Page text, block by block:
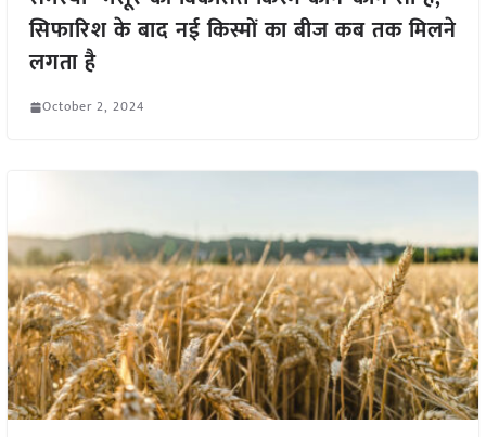
सिफारिश के बाद नई किस्मों का बीज कब तक मिलने
लगता है
October 2, 2024